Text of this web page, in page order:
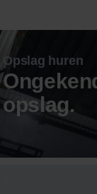
Opslag huren
opslag.